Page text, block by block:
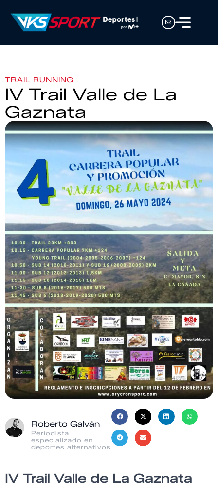
TRAIL RUNNING
IV Trail Valle de La
Gaznata
Roberto Galván
Periodista
especializado en
deportes alternativos
IV Trail Valle de La Gaznata